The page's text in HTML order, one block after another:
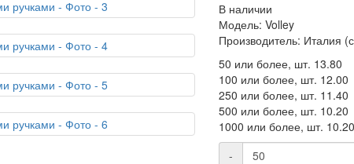
В наличии
Модель: Volley
Производитель: Италия
50 или более, шт. 13.80
100 или более, шт. 12.00
250 или более, шт. 11.40
500 или более, шт. 10.20
1000 или более, шт. 10.20
-